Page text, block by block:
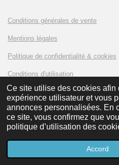
Ce site utilise des cookies afin
expérience utilisateur et vous
annonces personnalisées. En
ce site, vous confirmez que
politique d’utilisation des
Accord
Conditions générales de vente
Mentions légales
Politique de confidentialité & cookies
Conditions d'utilisation
© 2023 - 2024 AMKLUX Battery
Carte